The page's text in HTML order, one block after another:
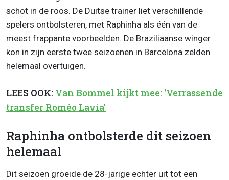
schot in de roos. De Duitse trainer liet verschillende
spelers ontbolsteren, met Raphinha als één van de
meest frappante voorbeelden. De Braziliaanse winger
kon in zijn eerste twee seizoenen in Barcelona zelden
helemaal overtuigen.
LEES OOK: Van Bommel kijkt mee: 'Verrassende
transfer Roméo Lavia'
Raphinha ontbolsterde dit seizoen
helemaal
Dit seizoen groeide de 28-jarige echter uit tot een